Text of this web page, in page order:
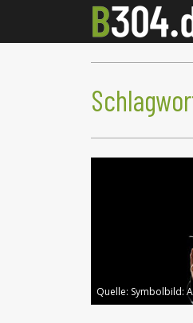
Quelle: Symbolbild: